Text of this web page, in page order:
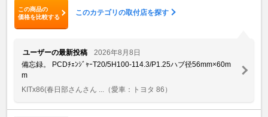
この商品の
価格を比較する
このカテゴリの取付店を探す
ユーザーの最新投稿
2026年8月8日
備忘録。 PCDﾁｪﾝｼﾞｬｰT20/5H100-114.3/P1.25ハブ径56mm×60m
m
KITx86(春日部さんさん ...
（愛車：トヨタ 86）